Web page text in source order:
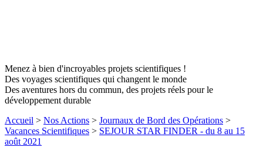
Menez à bien d'incroyables projets scientifiques !
Des voyages scientifiques qui changent le monde
Des aventures hors du commun, des projets réels pour le
développement durable
Accueil > Nos Actions > Journaux de Bord des Opérations >
Vacances Scientifiques > SEJOUR STAR FINDER - du 8 au 15
août 2021